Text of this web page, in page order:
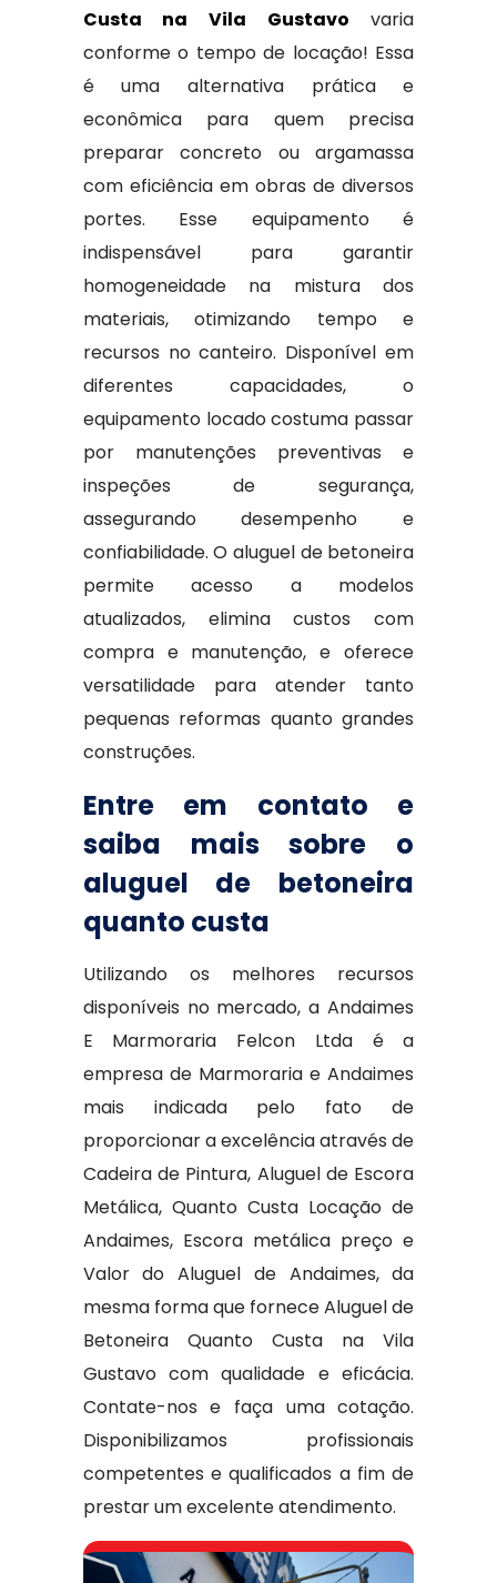
Custa na Vila Gustavo varia
conforme o tempo de locação! Essa
é uma alternativa prática e
econômica para quem precisa
preparar concreto ou argamassa
com eficiência em obras de diversos
portes. Esse equipamento é
indispensável para garantir
homogeneidade na mistura dos
materiais, otimizando tempo e
recursos no canteiro. Disponível em
diferentes capacidades, o
equipamento locado costuma passar
por manutenções preventivas e
inspeções de segurança,
assegurando desempenho e
confiabilidade. O aluguel de betoneira
permite acesso a modelos
atualizados, elimina custos com
compra e manutenção, e oferece
versatilidade para atender tanto
pequenas reformas quanto grandes
construções.
Entre em contato e
saiba mais sobre o
aluguel de betoneira
quanto custa
Utilizando os melhores recursos
disponíveis no mercado, a Andaimes
E Marmoraria Felcon Ltda é a
empresa de Marmoraria e Andaimes
mais indicada pelo fato de
proporcionar a excelência através de
Cadeira de Pintura, Aluguel de Escora
Metálica, Quanto Custa Locação de
Andaimes, Escora metálica preço e
Valor do Aluguel de Andaimes, da
mesma forma que fornece Aluguel de
Betoneira Quanto Custa na Vila
Gustavo com qualidade e eficácia.
Contate-nos e faça uma cotação.
Disponibilizamos profissionais
competentes e qualificados a fim de
prestar um excelente atendimento.